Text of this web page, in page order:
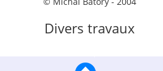
Divers travaux